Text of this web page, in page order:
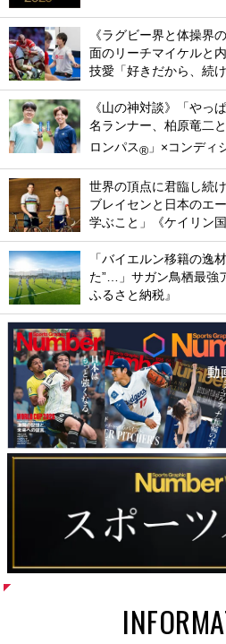
《ラグビー界と体操界
面のリーチマイケルと
技愛「好きだから、続け
《山の神対談》「やっ
名ランナー、柏原竜二
ロンパス® 」×コンディ
世界の頂点に君臨し続
ブレイセンと日本のエ
学ぶこと」《ケイリン
「バイエルン移籍の逸
た”…」サガン鳥栖最強
ふるさと納税』